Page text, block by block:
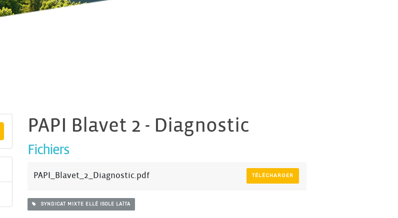
PAPI Blavet 2 - Diagnostic
Fichiers
PAPI_Blavet_2_Diagnostic.pdf TÉLÉCHARGER
SYNDICAT MIXTE ELLÉ ISOLE LAÏTA